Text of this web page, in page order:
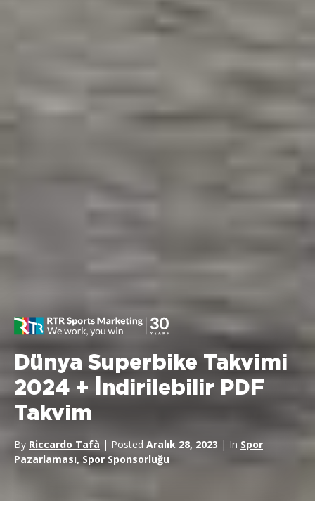
Dünya Superbike Takvimi
2024 + İndirilebilir PDF
Takvim
By Riccardo Tafà | Posted Aralık 28, 2023 | In Spor
Pazarlaması, Spor Sponsorluğu